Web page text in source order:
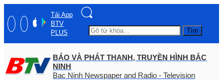
Tải App
BTV
PLUS
Tìm
BÁO VÀ PHÁT THANH, TRUYỀN HÌNH BẮC
NINH
Bac Ninh Newspaper and Radio - Television